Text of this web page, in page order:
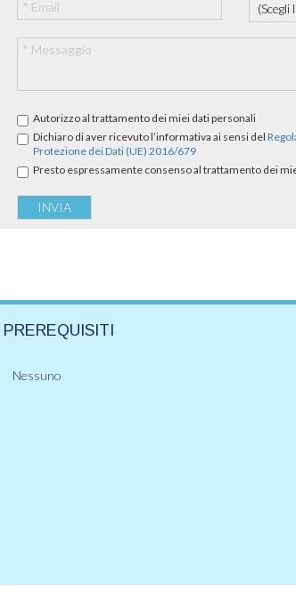
Autorizzo al trattamento dei miei dati personali
Dichiaro di aver ricevuto l’informativa ai sensi del
Protezione dei Dati (UE) 2016/679
Presto espressamente consenso al trattamento dei
PREREQUISITI
Nessuno